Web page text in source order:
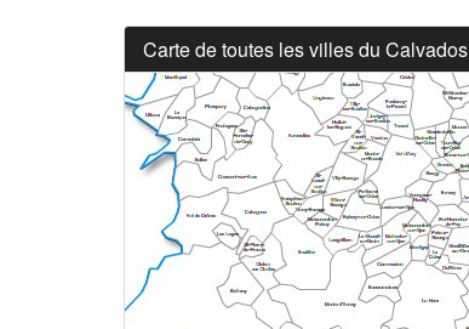
Carte de toutes les villes du Calvados